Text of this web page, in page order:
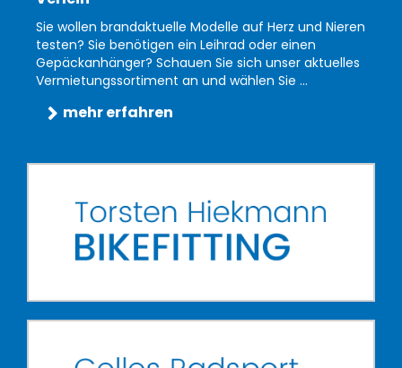
Sie wollen brandaktuelle Modelle auf Herz und Nieren
testen? Sie benötigen ein Leihrad oder einen
Gepäckanhänger? Schauen Sie sich unser aktuelles
Vermietungssortiment an und wählen Sie ...
mehr erfahren